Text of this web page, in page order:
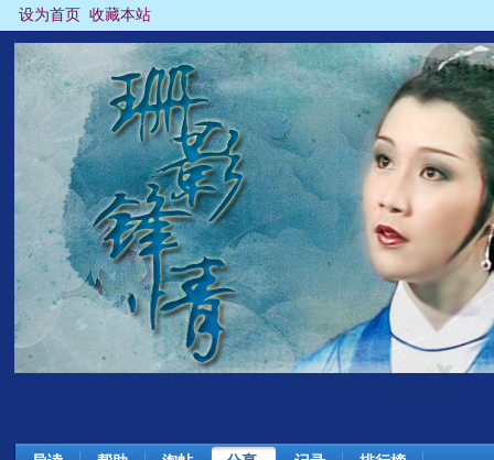
设为首页 收藏本站